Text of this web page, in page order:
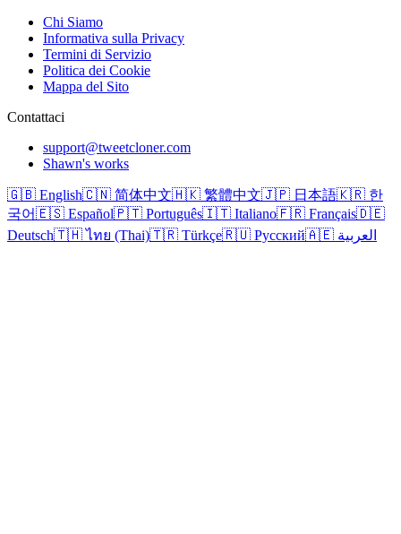
Chi Siamo
Informativa sulla Privacy
Termini di Servizio
Politica dei Cookie
Mappa del Sito
Contattaci
support@tweetcloner.com
Shawn's works
🇬🇧 English🇨🇳 简体中文🇭🇰 繁體中文🇯🇵 日本語🇰🇷 한
국어🇪🇸 Español🇵🇹 Português🇮🇹 Italiano🇫🇷 Français🇩🇪
Deutsch🇹🇭 ไทย (Thai)🇹🇷 Türkçe🇷🇺 Русский 🇦🇪 العربية